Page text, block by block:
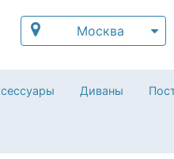
Москва
Диваны